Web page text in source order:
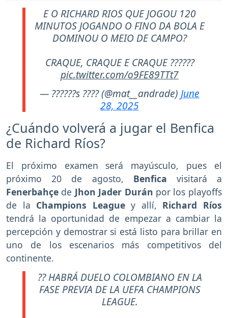
E O RICHARD RIOS QUE JOGOU 120
MINUTOS JOGANDO O FINO DA BOLA E
DOMINOU O MEIO DE CAMPO?
CRAQUE, CRAQUE E CRAQUE ??????
pic.twitter.com/o9FE89TTt7
— ??????s ???? (@mat__andrade) June
28, 2025
¿Cuándo volverá a jugar el Benfica
de Richard Ríos?
El próximo examen será mayúsculo, pues el
próximo 20 de agosto, Benfica visitará a
Fenerbahçe de Jhon Jader Durán por los playoffs
de la Champions Leaguey allí, Richard Ríos
tendrá la oportunidad de empezar a cambiar la
percepción y demostrar si está listo para brillar en
uno de los escenarios más competitivos del
continente.
?? HABRÁ DUELO COLOMBIANO EN LA
FASE PREVIA DE LA UEFA CHAMPIONS
LEAGUE.